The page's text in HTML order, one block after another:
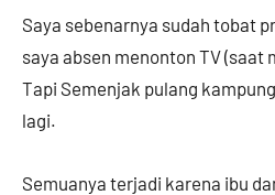
Saya sebenarnya sudah tobat
saya absen menonton TV (saat
Tapi Semenjak pulang
lagi.
Semuanya terjadi karena ibu